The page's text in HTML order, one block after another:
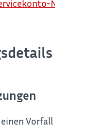
Vorfall